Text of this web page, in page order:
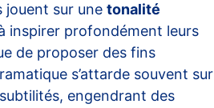
jouent sur une tonalité
inspirer profondément leurs
de proposer des fins
s’attarde souvent sur
engendrant des